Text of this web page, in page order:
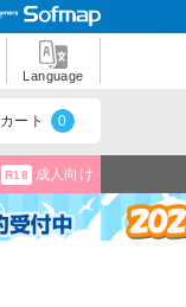
Language
カート 0
R18 成人向け